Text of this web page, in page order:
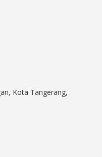
Kota Tangerang,